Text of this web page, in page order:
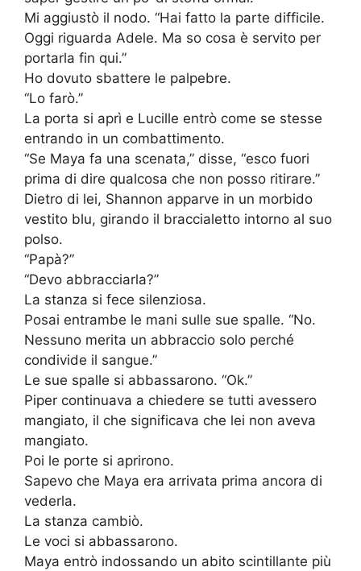
Mi aggiustò il nodo. “Hai fatto la parte difficile.
Oggi riguarda Adele. Ma so cosa è servito per
portarla fin qui.”
Ho dovuto sbattere le palpebre.
“Lo farò.”
La porta si aprì e Lucille entrò come se stesse
entrando in un combattimento.
“Se Maya fa una scenata,” disse, “esco fuori
prima di dire qualcosa che non posso ritirare.”
Dietro di lei, Shannon apparve in un morbido
vestito blu, girando il braccialetto intorno al suo
polso.
“Papà?”
“Devo abbracciarla?”
La stanza si fece silenziosa.
Posai entrambe le mani sulle sue spalle. “No.
Nessuno merita un abbraccio solo perché
condivide il sangue.”
Le sue spalle si abbassarono. “Ok.”
Piper continuava a chiedere se tutti avessero
mangiato, il che significava che lei non aveva
mangiato.
Poi le porte si aprirono.
Sapevo che Maya era arrivata prima ancora di
vederla.
La stanza cambiò.
Le voci si abbassarono.
Maya entrò indossando un abito scintillante più